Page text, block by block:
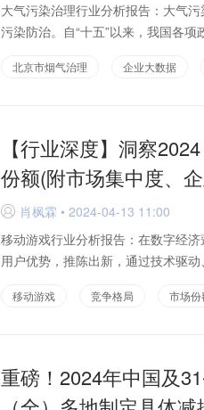
大气污染治理行业分析报告：大气
污染防治。自“十五”以来，我国各
北京市烟气治理 企业大数据
【行业深度】洞察
份额(附市场集中度、
D 肖枫霖 • 2024-04-13 11:00
移动游戏行业分析报告：在数字经
用户优势，推陈出新，通过技术驱
移动游戏 竞争格局 市场份
重磅！2024年中国及